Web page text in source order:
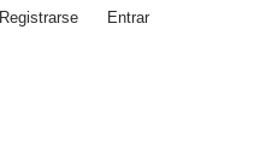
Registrarse Entrar